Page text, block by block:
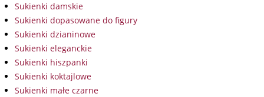
Sukienki damskie
Sukienki dopasowane do figury
Sukienki dzianinowe
Sukienki eleganckie
Sukienki hiszpanki
Sukienki koktajlowe
Sukienki małe czarne